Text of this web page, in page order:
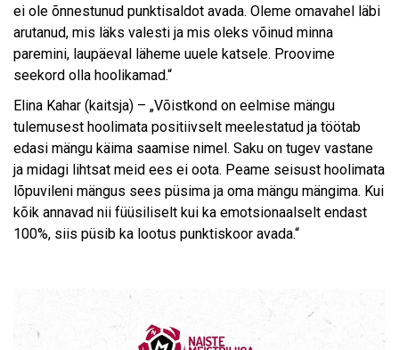
ei ole õnnestunud punktisaldot avada. Oleme omavahel läbi
arutanud, mis läks valesti ja mis oleks võinud minna
paremini, laupäeval läheme uuele katsele. Proovime
seekord olla hoolikamad.“
Elina Kahar (kaitsja) – „Võistkond on eelmise mängu
tulemusest hoolimata positiivselt meelestatud ja töötab
edasi mängu käima saamise nimel. Saku on tugev vastane
ja midagi lihtsat meid ees ei oota. Peame seisust hoolimata
lõpuvileni mängus sees püsima ja oma mängu mängima. Kui
kõik annavad nii füüsiliselt kui ka emotsionaalselt endast
100%, siis püsib ka lootus punktiskoor avada.“